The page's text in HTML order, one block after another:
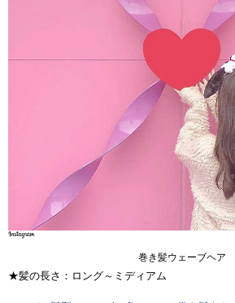
巻き髪ウェーブヘア
★髪の長さ：ロング～ミディアム